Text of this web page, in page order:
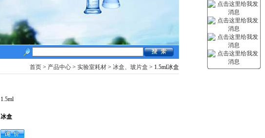
首页 > 产品中心 > 实验室耗材 > 冰盒、玻片盒 > 1.5ml冰盒
1.5ml
冰盒